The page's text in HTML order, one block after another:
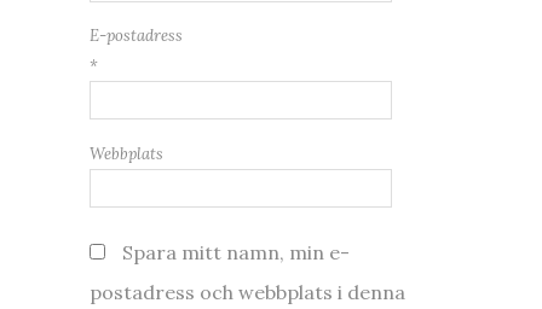
E-postadress
*
Webbplats
Spara mitt namn, min e-
postadress och webbplats i denna